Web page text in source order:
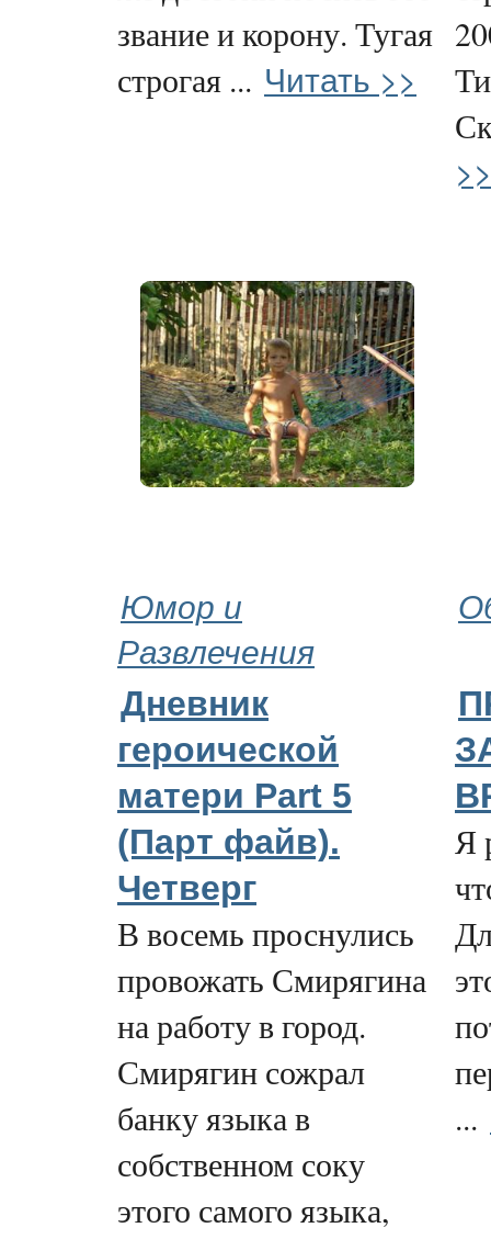
звание и корону. Тугая
строгая ... Читать >>
>>
Юмор и
Развлечения
Дневник
героической
матери Part 5
(Парт файв).
Четверг
В восемь проснулись
провожать Смирягина
на работу в город.
Смирягин сожрал
банку языка в
собственном соку
этого самого языка,
Я
...